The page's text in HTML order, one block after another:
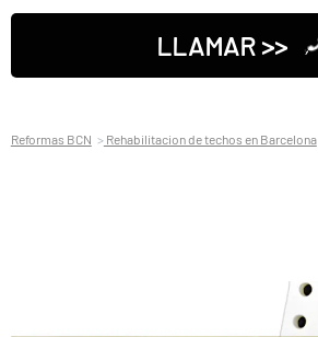
LLAMAR >>
Reformas BCN Rehabilitacion de techos en Barcelona